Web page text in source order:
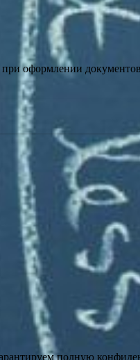
оформлении
полную